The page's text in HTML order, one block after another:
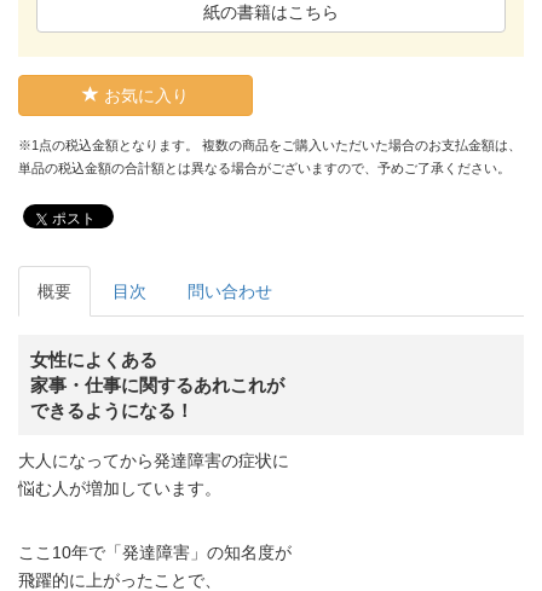
紙の書籍はこちら
お気に入り
※1点の税込金額となります。 複数の商品をご購入いただいた場合のお支払金額は、
単品の税込金額の合計額とは異なる場合がございますので、予めご了承ください。
ポスト
概要 目次 問い合わせ
女性によくある
家事・仕事に関するあれこれが
できるようになる！
大人になってから発達障害の症状に
悩む人が増加しています。
ここ10年で「発達障害」の知名度が
飛躍的に上がったことで、